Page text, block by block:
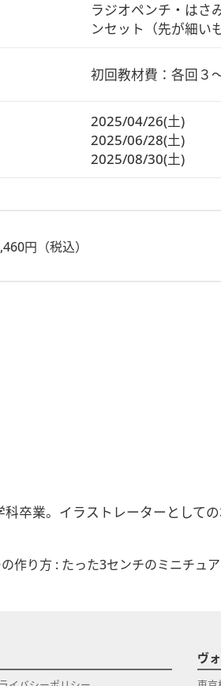
ラジオペンチ・はさ
ンセット（先が細い
初回教材費：各回３
2025/04/26(土)
2025/06/28(土)
2025/08/30(土)
円（税込）
卒業。イラストレーターとして
作り方 : たった3センチのミニチ
ヴ